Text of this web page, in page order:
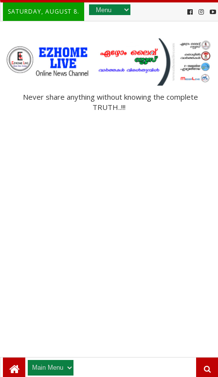
SATURDAY, AUGUST 8.
Never share anything without knowing the complete
TRUTH..!!!